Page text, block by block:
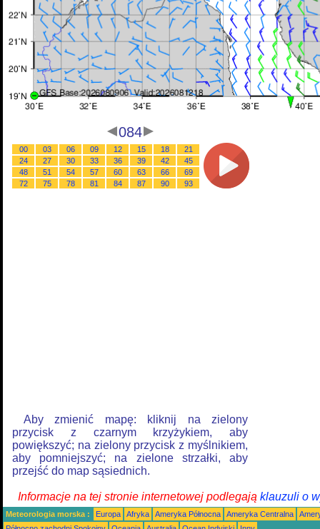
084
00 03 06 09 12 15 18
21
24
27 30 33 36 39 42
45
48
51 54 57 60 63 66
69
72
75 78 81 84 87 90 93
Aby zmienić mapę: kliknij na zielony
przycisk z czarnym krzyżykiem, aby
powiększyć; na zielony przycisk z myślnikiem,
aby pomniejszyć; na zielone strzałki, aby
przejść do map sąsiednich.
Informacje na tej stronie internetowej podlegają klauzuli o
Meteorologia morska : Europa Afryka Ameryka Północna Ameryka Centralna